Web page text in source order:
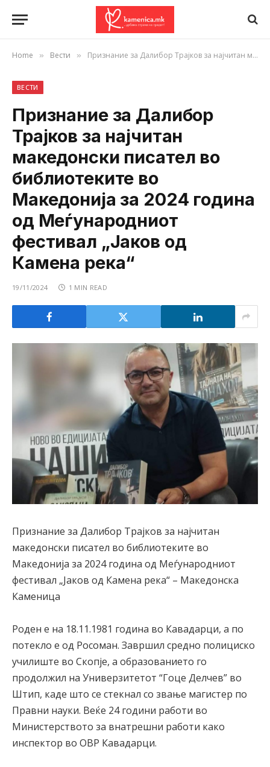
Home » Вести » Признание за Далибор Трајков за најчитан македонски писател во библиотеките во Македонија за 2024 година од Меѓународниот фестивал „Јаков од Камена река“
ВЕСТИ
Признание за Далибор
Трајков за најчитан
македонски писател во
библиотеките во
Македонија за 2024 година
од Меѓународниот
фестивал „Јаков од
Камена река“
19/11/2024 1 MIN READ
Признание за Далибор Трајков за најчитан
македонски писател во библиотеките во
Македонија за 2024 година од Меѓународниот
фестивал „Јаков од Камена река“ – Македонска
Каменица
Роден е на 18.11.1981 година во Кавадарци, а по
потекло е од Росоман. Завршил средно полициско
училиште во Скопје, а образованието го
продолжил на Универзитетот “Гоце Делчев” во
Штип, каде што се стекнал со звање магистер по
Правни науки. Веќе 24 години работи во
Министерството за внатрешни работи како
инспектор во ОВР Кавадарци.